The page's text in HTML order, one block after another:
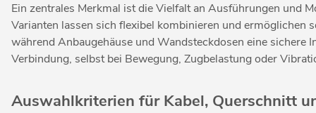
Ein zentrales Merkmal ist die Vielfalt an Ausführungen und
Varianten lassen sich flexibel kombinieren und ermöglichen
während Anbaugehäuse und Wandsteckdosen eine sichere
Verbindung, selbst bei Bewegung, Zugbelastung oder
Auswahlkriterien für Kabel, Querschnitt